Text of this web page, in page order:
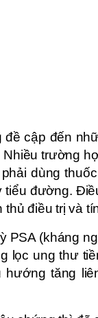
đề cập đến
trường
dùng
tiểu đường.
điều trị và
PSA (kháng
lọc ung thư
hướng tăng